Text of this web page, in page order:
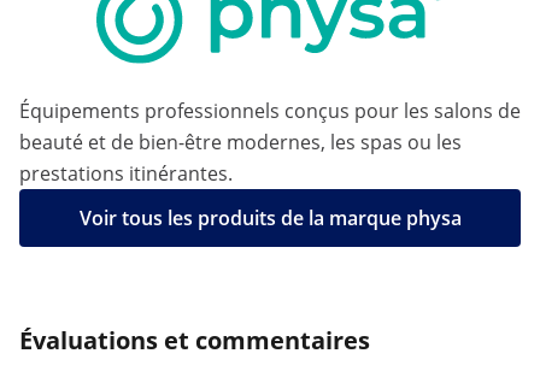
Équipements professionnels conçus pour les salons de
beauté et de bien-être modernes, les spas ou les
prestations itinérantes.
Voir tous les produits de la marque physa
Évaluations et commentaires